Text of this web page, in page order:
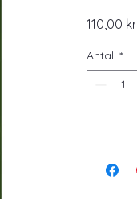
110,00 kr
Antall *